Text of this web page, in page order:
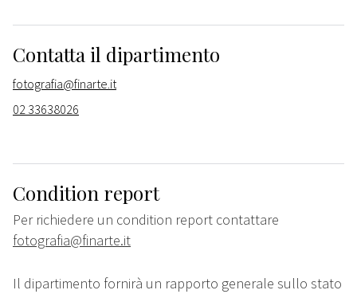
Contatta il dipartimento
fotografia@finarte.it
02 33638026
Condition report
Per richiedere un condition report contattare
fotografia@finarte.it
Il dipartimento fornirà un rapporto generale sullo stato